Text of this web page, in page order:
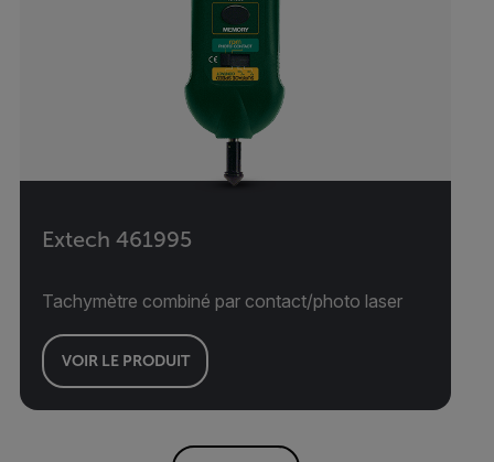
Extech 461995
Tachymètre combiné par contact/photo laser
VOIR LE PRODUIT